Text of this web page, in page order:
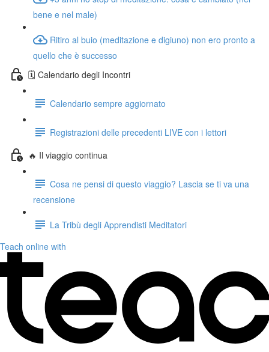
bene e nel male)
Ritiro al buio (meditazione e digiuno) non ero pronto a
quello che è successo
🗓️ Calendario degli Incontri
Calendario sempre aggiornato
Registrazioni delle precedenti LIVE con i lettori
🔥 Il viaggio continua
Cosa ne pensi di questo viaggio? Lascia se ti va una
recensione
La Tribù degli Apprendisti Meditatori
Teach online with